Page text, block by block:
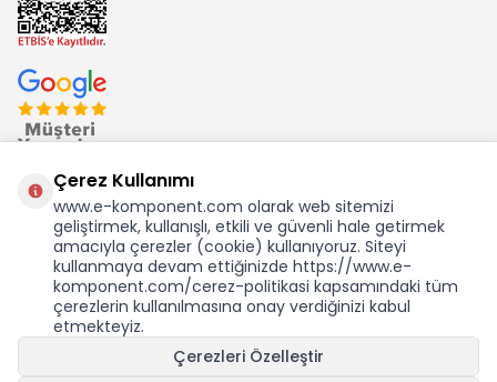
KDV Dahil Birim Fiyat
Ekom Elk. Elektronik San. ve Tic. A.Ş.'nin Tescilli Bir Markasıdır
Çerez Kullanımı
www.e-komponent.com olarak web sitemizi
geliştirmek, kullanışlı, etkili ve güvenli hale getirmek
amacıyla çerezler (cookie) kullanıyoruz. Siteyi
kullanmaya devam ettiğinizde https://www.e-
komponent.com/cerez-politikasi kapsamındaki tüm
çerezlerin kullanılmasına onay verdiğinizi kabul
etmekteyiz.
Çerezleri Özelleştir